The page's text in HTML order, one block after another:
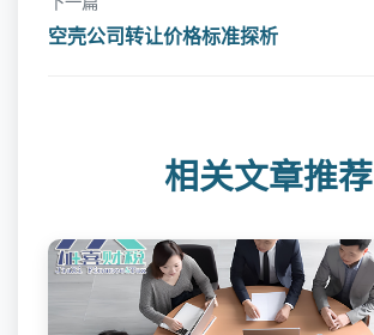
空壳公司转让价格标准探析
相关文章推荐